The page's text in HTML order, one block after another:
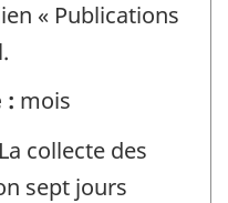
« Publications
: mois
La collecte des
sept jours